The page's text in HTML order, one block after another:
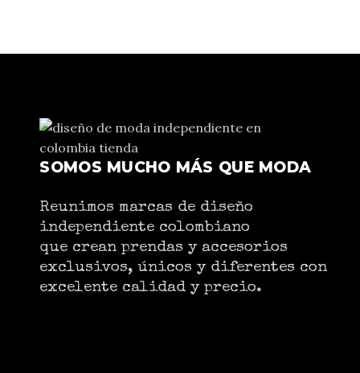
SOMOS MUCHO MÁS QUE MODA
Reunimos marcas de diseño
independiente colombiano
que crean prendas y accesorios
exclusivos, únicos y diferentes con
excelente calidad y precio.